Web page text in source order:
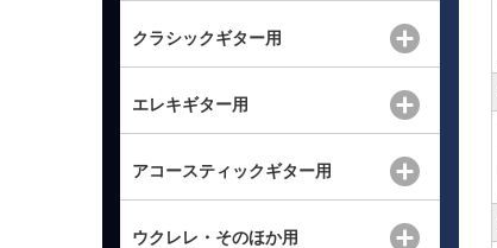
クラシックギター用
エレキギター用
アコースティックギター用
ウクレレ・そのほか用